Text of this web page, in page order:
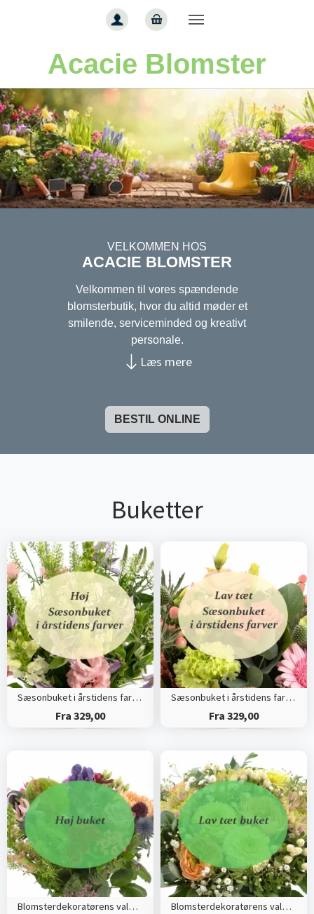
Acacie Blomster
VELKOMMEN HOS
ACACIE BLOMSTER
Velkommen til vores spændende
blomsterbutik, hvor du altid møder et
smilende, serviceminded og kreativt
personale.
Vi er altid behjælpelige med råd og vejledning
Vi glæder os til at se dig i en af vores
enten til udbringning eller afhentning.
A/S, hvilket vil sige, at vi leverer og modtager
ordrer fra hele verden, og at forretningsgangen
er bygget op omkring faglærte dygtige
blomsterdekoratører.
Læs mere
BESTIL ONLINE
Buketter
Sæsonbuket i årstidens farver (Høj)
Fra 329,00
Sæsonbuket i årstidens farver (Tæt)
Fra 329,00
Blomsterdekoratørens valg (Høj) Blomsterdekoratørens valg (Tæt)